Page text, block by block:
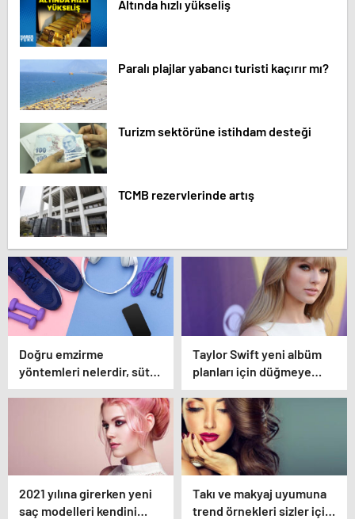
Altında hızlı yükseliş
Paralı plajlar yabancı turisti kaçırır mı?
Turizm sektörüne istihdam desteği
TCMB rezervlerinde artış
Doğru emzirme
yöntemleri nelerdir, sütün
yettiği nasıl anlaşılır?
Taylor Swift yeni albüm
planları için düğmeye
bastığını sosyal
medyadan duyurdu!
2021 yılına girerken yeni
saç modelleri kendini
Takı ve makyaj uyumuna
trend örnekleri sizler için